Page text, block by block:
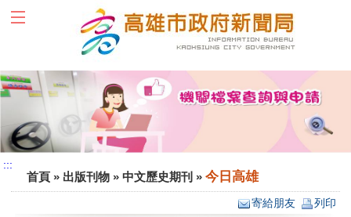
跳到主要內容區塊
:::
:::
首頁» 出版刊物» 中文歷史期刊 » 今日高雄
寄給朋友 列印